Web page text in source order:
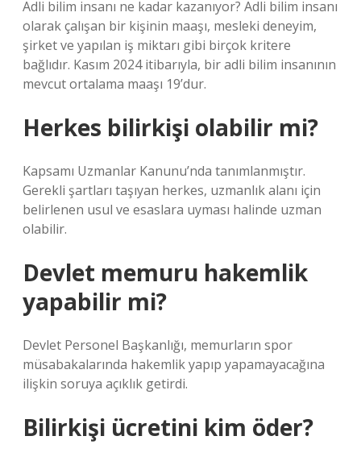
Adli bilim insanı ne kadar kazanıyor? Adli bilim insanı
olarak çalışan bir kişinin maaşı, mesleki deneyim,
şirket ve yapılan iş miktarı gibi birçok kritere
bağlıdır. Kasım 2024 itibarıyla, bir adli bilim insanının
mevcut ortalama maaşı 19’dur.
Herkes bilirkişi olabilir mi?
Kapsamı Uzmanlar Kanunu’nda tanımlanmıştır.
Gerekli şartları taşıyan herkes, uzmanlık alanı için
belirlenen usul ve esaslara uyması halinde uzman
olabilir.
Devlet memuru hakemlik
yapabilir mi?
Devlet Personel Başkanlığı, memurların spor
müsabakalarında hakemlik yapıp yapamayacağına
ilişkin soruya açıklık getirdi.
Bilirkişi ücretini kim öder?